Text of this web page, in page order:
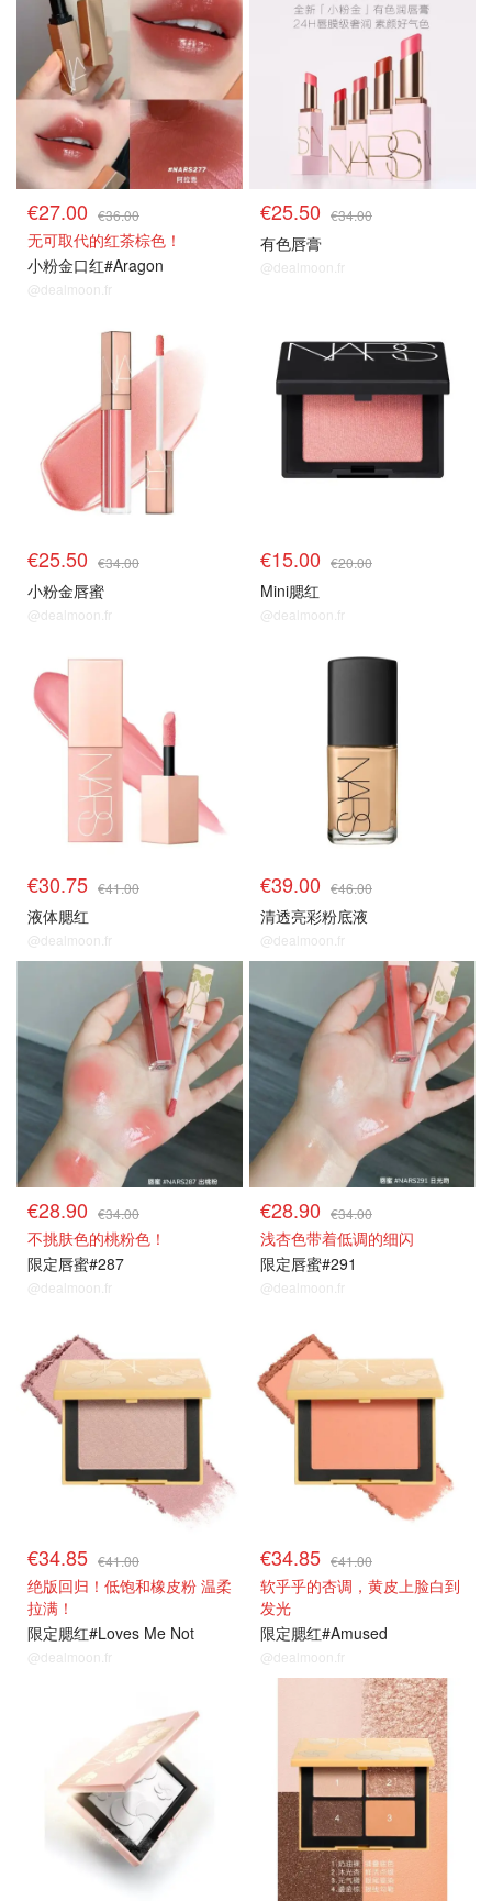
€27.00 €36.00
无可取代的红茶棕色！
小粉金口红#Aragon
@dealmoon.fr
€25.50 €34.00
有色唇膏
@dealmoon.fr
€25.50 €34.00
小粉金唇蜜
@dealmoon.fr
€15.00 €20.00
Mini腮红
@dealmoon.fr
正价75折
€30.75 €41.00
液体腮红
@dealmoon.fr
€39.00 €46.00
清透亮彩粉底液
@dealmoon.fr
€28.90 €34.00
不挑肤色的桃粉色！
限定唇蜜#287
@dealmoon.fr
€28.90 €34.00
浅杏色带着低调的细闪
限定唇蜜#291
@dealmoon.fr
€34.85 €41.00
绝版回归！低饱和橡皮粉 温柔
拉满！
限定腮红#Loves Me Not
@dealmoon.fr
€34.85 €41.00
软乎乎的杏调，黄皮上脸白到
发光
限定腮红#Amused
@dealmoon.fr